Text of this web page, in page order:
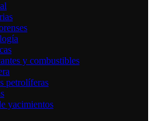
y combustibles
petrolíferas
yacimientos